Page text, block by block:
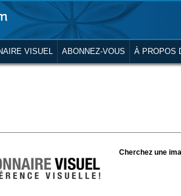
VISUEL ABONNEZ-VOUS À PROPOS
Cherchez une